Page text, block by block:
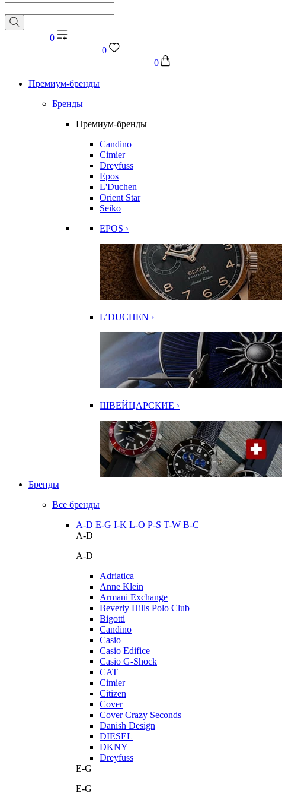
0
0
0
Премиум-бренды
Бренды
Премиум-бренды
Candino
Cimier
Dreyfuss
Epos
L'Duchen
Orient Star
Seiko
EPOS ›
L’DUCHEN ›
ШВЕЙЦАРСКИЕ ›
Бренды
Все бренды
A-D E-G I-K L-O P-S T-W В-С
A-D
A-D
Adriatica
Anne Klein
Armani Exchange
Beverly Hills Polo Club
Bigotti
Candino
Casio
Casio Edifice
Casio G-Shock
CAT
Cimier
Citizen
Cover
Cover Crazy Seconds
Danish Design
DIESEL
DKNY
Dreyfuss
E-G
E-G